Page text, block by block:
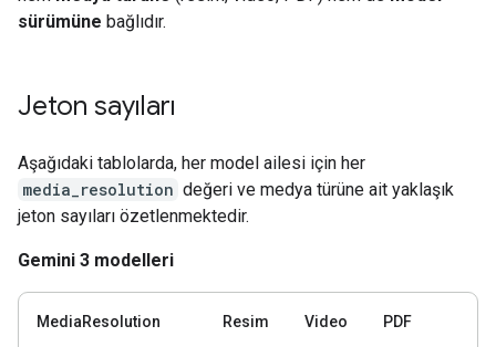
sürümüne bağlıdır.
Jeton sayıları
Aşağıdaki tablolarda, her model ailesi için her
media_resolution değeri ve medya türüne ait yaklaşık
jeton sayıları özetlenmektedir.
Gemini 3 modelleri
MediaResolution Resim Video PDF